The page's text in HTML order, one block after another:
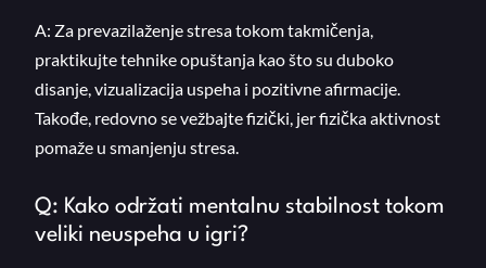
A: Za prevazilaženje stresa tokom takmičenja,
praktikujte tehnike opuštanja kao što su duboko
disanje, vizualizacija uspeha i pozitivne afirmacije.
Takođe, redovno se vežbajte fizički, jer fizička aktivnost
pomaže u smanjenju stresa.
Q: Kako održati mentalnu stabilnost tokom
veliki neuspeha u igri?